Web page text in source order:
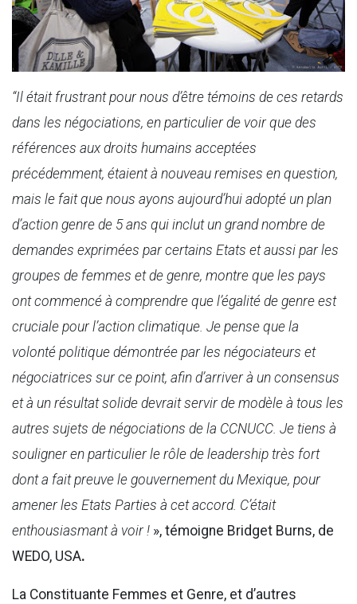
“Il était frustrant pour nous d’être témoins de ces retards
dans les négociations, en particulier de voir que des
références aux droits humains acceptées
précédemment, étaient à nouveau remises en question,
mais le fait que nous ayons aujourd’hui adopté un plan
d’action genre de 5 ans qui inclut un grand nombre de
demandes exprimées par certains Etats et aussi par les
groupes de femmes et de genre, montre que les pays
ont commencé à comprendre que l’égalité de genre est
cruciale pour l’action climatique. Je pense que la
volonté politique démontrée par les négociateurs et
négociatrices sur ce point, afin d’arriver à un consensus
et à un résultat solide devrait servir de modèle à tous les
autres sujets de négociations de la CCNUCC. Je tiens à
souligner en particulier le rôle de leadership très fort
dont a fait preuve le gouvernement du Mexique, pour
amener les Etats Parties à cet accord. C’était
enthousiasmant à voir ! », témoigne Bridget Burns, de
WEDO, USA.
La Constituante Femmes et Genre, et d’autres